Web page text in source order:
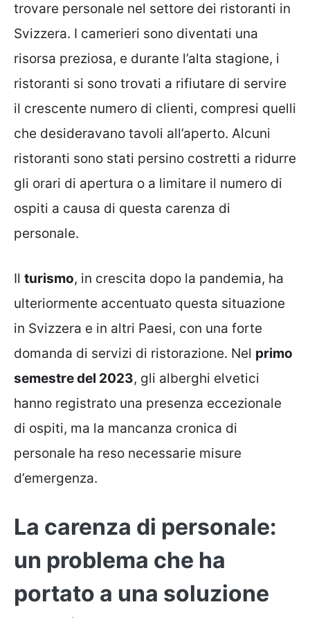
trovare personale nel settore dei ristoranti in
Svizzera. I camerieri sono diventati una
risorsa preziosa, e durante l’alta stagione, i
ristoranti si sono trovati a rifiutare di servire
il crescente numero di clienti, compresi quelli
che desideravano tavoli all’aperto. Alcuni
ristoranti sono stati persino costretti a ridurre
gli orari di apertura o a limitare il numero di
ospiti a causa di questa carenza di
personale.
Il turismo, in crescita dopo la pandemia, ha
ulteriormente accentuato questa situazione
in Svizzera e in altri Paesi, con una forte
domanda di servizi di ristorazione. Nel primo
semestre del 2023, gli alberghi elvetici
hanno registrato una presenza eccezionale
di ospiti, ma la mancanza cronica di
personale ha reso necessarie misure
d’emergenza.
La carenza di personale:
un problema che ha
portato a una soluzione